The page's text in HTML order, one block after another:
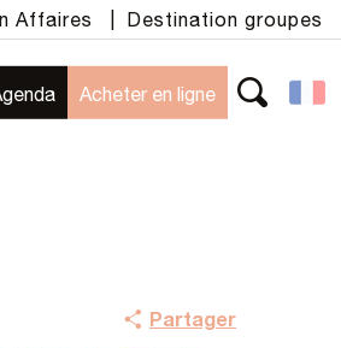
Acheter en ligne
Recherche
Affaires Destination groupes
Partager